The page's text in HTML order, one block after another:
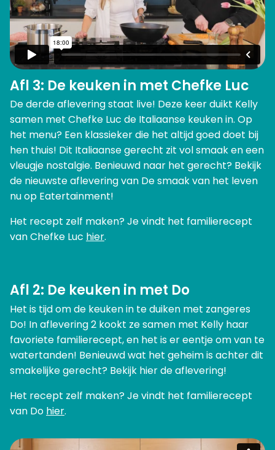
Afl 3: De keuken in met Chefke Luc
De derde aflevering staat live! Deze keer duikt Kelly
samen met Chefke Luc de Italiaanse keuken in. Op
het menu? Een klassieker die het altijd goed doet bij
hen thuis! Dit Italiaanse gerecht zit vol smaak en een
vleugje nostalgie. Benieuwd naar het gerecht? Bekijk
de nieuwste aflevering van De smaak van het leven
nu op Eatertainment!
Het recept zelf maken? Je vindt het familierecept
van Chefke Luc hier.
Afl 2: De keuken in met Do
Het is tijd om de keuken in te duiken met zangeres
Do! In aflevering 2 kookt ze samen met Kelly haar
favoriete familierecept, en het is er eentje om van te
watertanden! Benieuwd wat het geheim is achter dit
smakelijke gerecht? Bekijk hier de aflevering!
Het recept zelf maken? Je vindt het familierecept
van Do hier.